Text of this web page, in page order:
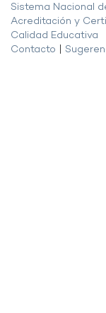
Sistema Nacional
Acreditación y
Calidad Educativa
Contacto